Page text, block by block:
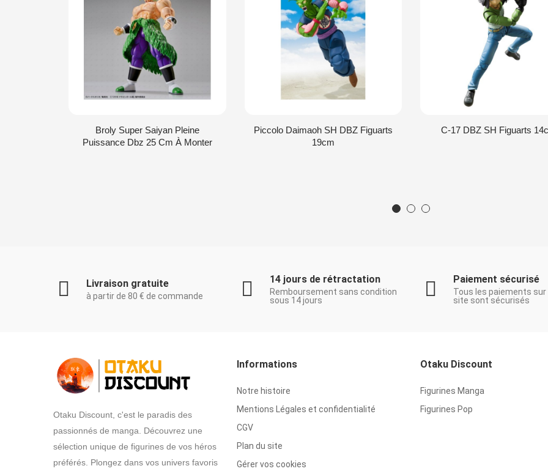
Broly Super Saiyan Pleine
Puissance Dbz 25 Cm À Monter
Piccolo Daimaoh SH DBZ Figuarts
19cm
C-17 DBZ SH Figuarts
Livraison gratuite
à partir de 80 € de commande
14 jours de rétractation
Remboursement sans condition
sous 14 jours
Paiement sécurisé
Tous les paiements
site sont sécurisés
Otaku Discount, c'est le paradis des
passionnés de manga. Découvrez une
sélection unique de figurines de vos héros
préférés. Plongez dans vos univers favoris
Informations
Notre histoire
Mentions Légales et confidentialité
CGV
Plan du site
Gérer vos cookies
Otaku Discount
Figurines Manga
Figurines Pop